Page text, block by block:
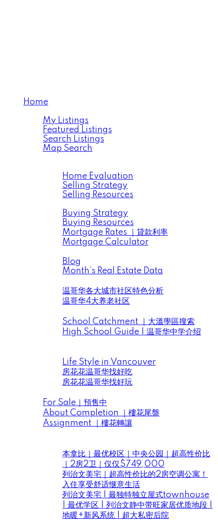
Home
My Listings
Featured Listings
Search Listings
Map Search
Home Evaluation
Selling Strategy
Selling Resources
Buying Strategy
Buying Resources
Mortgage Rates ｜貸款利率
Mortgage Calculator
Blog
Month’s Real Estate Data
温哥华各大城市社区特色分析
温哥华4大养老社区
School Catchment ｜大溫學區搜索
High School Guide | 温哥华中学介绍
Life Style in Vancouver
房花花温哥华找好吃
房花花温哥华找好玩
For Sale｜預售中
About Completion ｜樓花尾盤
Assignment ｜樓花轉讓
本拿比｜最优校区｜中央公园｜超高性价比
｜2房2卫｜仅仅$749,000
列治文美宅｜超高性价比的2房空调公寓！
入住享受舒适惬意生活
列治文美宅 | 最独特独立屋式townhouse
| 最优学区 | 列治文静中带旺家居优质地段 |
地暖+新风系统 | 超大私密后院